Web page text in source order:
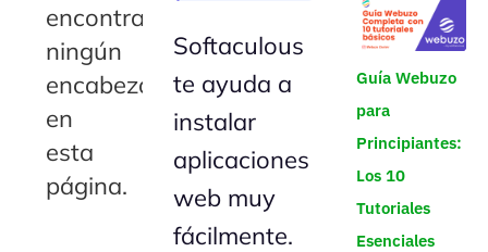
encontrado
ningún
encabezado
en
esta
página.
Softaculous
te ayuda a
instalar
aplicaciones
web muy
fácilmente.
Guía Webuzo
para
Principiantes:
Los 10
Tutoriales
Esenciales